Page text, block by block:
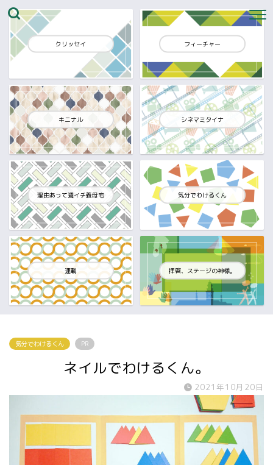
クリッセイ フィーチャー
キニナル シネマミタイナ
理由あって週イチ義母宅 気分でわけるくん
連載 拝啓、ステージの神様。
気分でわけるくん PR
ネイルでわけるくん。
2021年10月20日